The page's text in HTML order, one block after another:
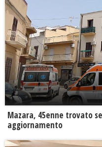
Mazara, 45enne trovato
aggiornamento